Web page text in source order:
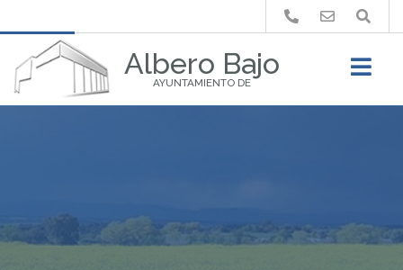
Albero Bajo
AYUNTAMIENTO DE
Buscar